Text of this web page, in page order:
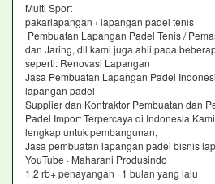
Multi Sport
pakarlapangan › lapangan padel tenis
Pembuatan Lapangan Padel Tenis /
dan Jaring, dll kami juga ahli pada
seperti: Renovasi Lapangan
Jasa Pembuatan Lapangan Padel
lapangan padel
Supplier dan Kontraktor Pembuatan dan
Padel Import Terpercaya di Indonesia
lengkap untuk pembangunan,
Jasa pembuatan lapangan padel bisnis
YouTube · Maharani Produsindo
1,2 rb+ penayangan · 1 bulan yang lalu